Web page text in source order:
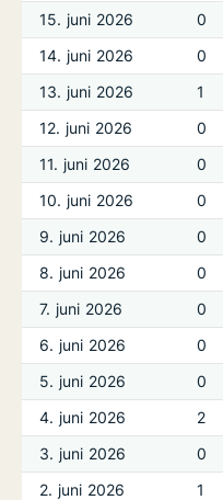
15. juni 2026
0
14. juni 2026
0
13. juni 2026
1
12. juni 2026
0
11. juni 2026
0
10. juni 2026
0
9. juni 2026
0
8. juni 2026
0
7. juni 2026
0
6. juni 2026
0
5. juni 2026
0
4. juni 2026
2
3. juni 2026
0
2. juni 2026
1